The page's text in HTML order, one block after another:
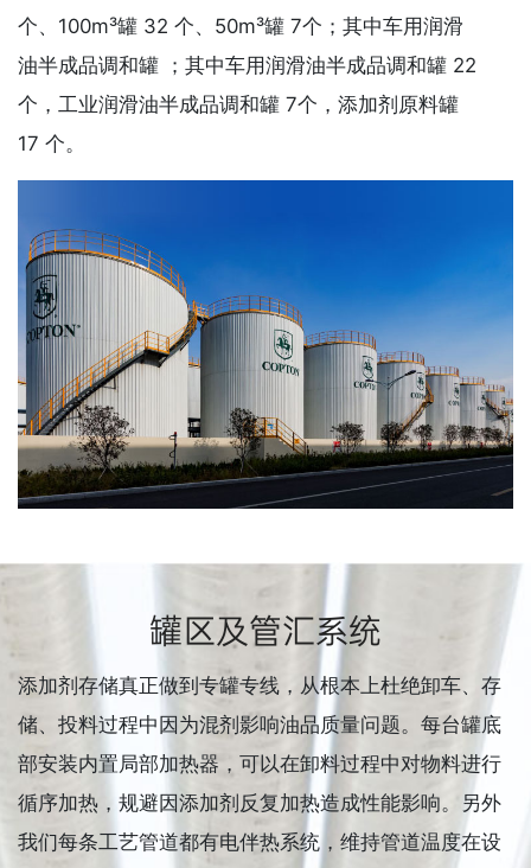
个、100m³罐 32 个、50m³罐 7个；其中车用润滑
油半成品调和罐 ；其中车用润滑油半成品调和罐 22
个，工业润滑油半成品调和罐 7个，添加剂原料罐
17 个。
罐区及管汇系统
添加剂存储真正做到专罐专线，从根本上杜绝卸车、存
储、投料过程中因为混剂影响油品质量问题。每台罐底
部安装内置局部加热器，可以在卸料过程中对物料进行
循序加热，规避因添加剂反复加热造成性能影响。另外
我们每条工艺管道都有电伴热系统，维持管道温度在设